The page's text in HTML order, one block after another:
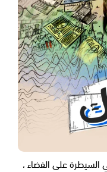
على الفضاء ،